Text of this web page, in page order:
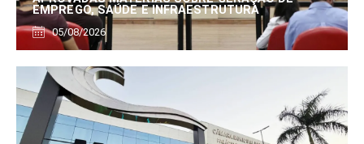
EMPREGO, SAÚDE E INFRAESTRUTURA
05/08/2026